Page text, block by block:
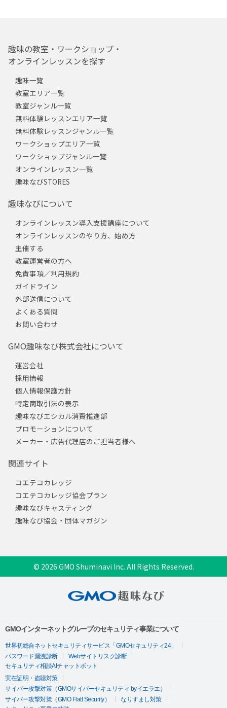
趣味の教室・ワークショップ・
オンラインレッスンを探す
趣味一覧
教室エリア一覧
教室ジャンル一覧
無料体験レッスンエリア一覧
無料体験レッスンジャンル一覧
ワークショップエリア一覧
ワークショップジャンル一覧
オンラインレッスン一覧
趣味なびSTORES
趣味なびについて
オンラインレッスン導入支援講座について
オンラインレッスンのやり方、始め方
主催する
教室運営者の方へ
免責事項／利用規約
ガイドライン
外部送信について
よくある質問
お問い合わせ
GMO趣味なび株式会社について
運営会社
採用情報
個人情報保護方針
特定商取引法の表示
趣味なびエシカル消費推進部
プロモーションについて
メーカー・広告代理店のご担当者様へ
関連サイト
コエテコカレッジ
コエテコカレッジ協会プラン
趣味なびキャスティング
趣味なび協会・団体マガジン
© 2026 GMO Shuminavi Inc. All Rights Reserved.